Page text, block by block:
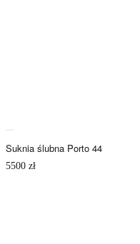
Suknia ślubna Porto 44
5500 zł